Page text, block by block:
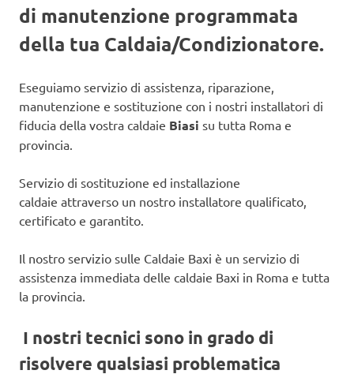
di manutenzione programmata
della tua Caldaia/Condizionatore.
Eseguiamo servizio di assistenza, riparazione,
manutenzione e sostituzione con i nostri installatori di
fiducia della vostra caldaie Biasi su tutta Roma e
provincia.
Servizio di sostituzione ed installazione
caldaie attraverso un nostro installatore qualificato,
certificato e garantito.
Il nostro servizio sulle Caldaie Baxi è un servizio di
assistenza immediata delle caldaie Baxi in Roma e tutta
la provincia.
I nostri tecnici sono in grado di
risolvere qualsiasi problematica